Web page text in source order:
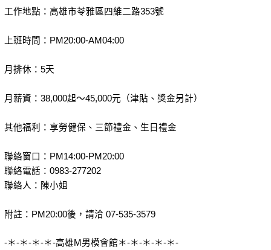
工作地點：高雄市苓雅區四維二路353號
上班時間：PM20:00-AM04:00
月排休：5天
月薪資：38,000起～45,000元（津貼、獎金另計）
其他福利：享勞健保、三節禮金、生日禮金
聯絡窗口：PM14:00-PM20:00
聯絡電話：0983-277202
聯絡人：陳小姐
附註：PM20:00後，請洽 07-535-3579
-＊-＊-＊-＊-高雄M男模會館＊-＊-＊-＊-＊-